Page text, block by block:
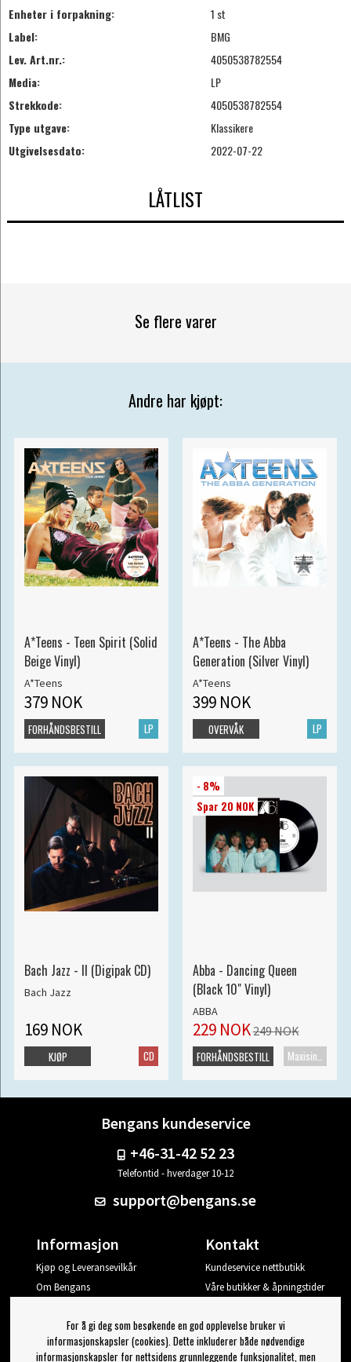
Enheter i forpakning:
1 st
Label:
BMG
Lev. Art.nr.:
4050538782554
Media:
LP
Strekkode:
4050538782554
Type utgave:
Klassikere
Utgivelsesdato:
2022-07-22
LÅTLIST
Se flere varer
Andre har kjøpt:
A*Teens - Teen Spirit (Solid
Beige Vinyl)
A*Teens
379 NOK
LP
FORHÅNDSBESTILL
A*Teens - The Abba
Generation (Silver Vinyl)
A*Teens
399 NOK
LP
OVERVÅK
Bach Jazz - II (Digipak CD)
Bach Jazz
169 NOK
CD
KJØP
- 8%
Spar 20 NOK
Abba - Dancing Queen
(Black 10" Vinyl)
ABBA
229 NOK249 NOK
Maxisingel
FORHÅNDSBESTILL
Bengans kundeservice
+46-31-42 52 23
Telefontid - hverdager 10-12
support@bengans.se
Informasjon
Kjøp og Leveransevilkår
Om Bengans
Kontakt
Kundeservice nettbutikk
Våre butikker & åpningstider
Logg ut
For å gi deg som besøkende en god opplevelse bruker vi
informasjonskapsler (cookies). Dette inkluderer både nødvendige
informasjonskapsler for nettsidens grunnleggende funksjonalitet, men